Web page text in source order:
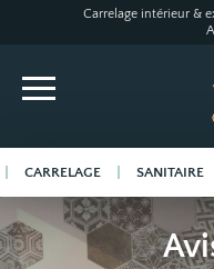
Carrelage intérieur &
CARRELAGE SANITAIRE